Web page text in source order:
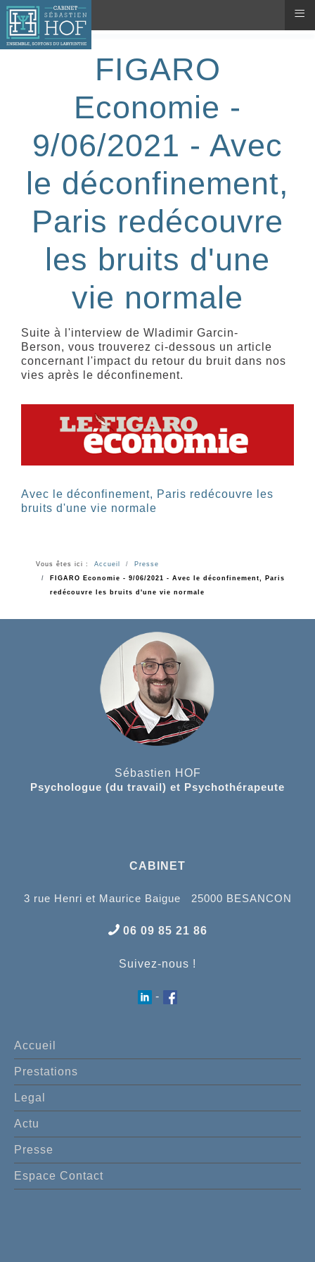
FIGARO
Economie -
9/06/2021 - Avec
le déconfinement,
Paris redécouvre
les bruits d'une
vie normale
Suite à l'interview de Wladimir Garcin-
Berson, vous trouverez ci-dessous un article
concernant l'impact du retour du bruit dans nos
vies après le déconfinement.
Avec le déconfinement, Paris redécouvre les
bruits d'une vie normale
Vous êtes ici : Accueil
Presse
FIGARO Economie - 9/06/2021 - Avec le déconfinement, Paris
redécouvre les bruits d'une vie normale
Sébastien HOF
Psychologue (du travail) et Psychothérapeute
CABINET
3 rue Henri et Maurice Baigue 25000 BESANCON
06 09 85 21 86
Suivez-nous !
-
Accueil
Prestations
Legal
Actu
Presse
Espace Contact
≡